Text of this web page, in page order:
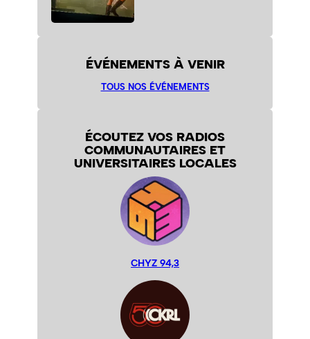
ÉVÉNEMENTS À VENIR
TOUS NOS ÉVÉNEMENTS
ÉCOUTEZ VOS RADIOS
COMMUNAUTAIRES ET
UNIVERSITAIRES LOCALES
CHYZ 94,3